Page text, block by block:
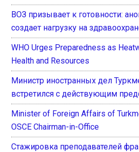
ВОЗ призывает к готовности:
создает нагрузку на
WHO Urges Preparedness as
Health and Resources
Министр иностранных дел
встретился с действующим
Minister of Foreign Affairs of
OSCE Chairman-in-Office
Стажировка преподавателей